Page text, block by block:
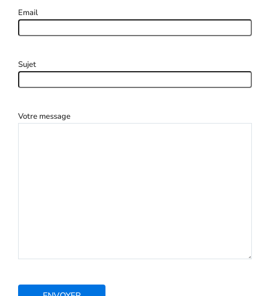
Email
Sujet
Votre message